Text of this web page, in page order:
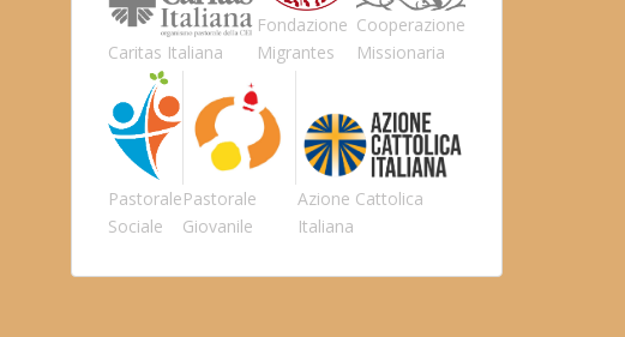
Caritas Italiana
Fondazione
Migrantes
Cooperazione
Missionaria
Pastorale
Sociale
Pastorale
Giovanile
Azione Cattolica
Italiana